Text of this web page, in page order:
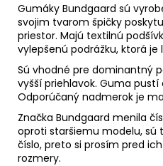
Gumáky Bundgaard sú
svojim tvarom špičky
priestor. Majú textilnú
vylepšenú podrážku, ktorá je
Sú vhodné pre dominantný
vyšší priehlavok. Guma pustí
Odporúčaný nadmerok je
Značka Bundgaard menila
oproti staršiemu modelu, sú
číslo, preto si prosím pred
rozmery.